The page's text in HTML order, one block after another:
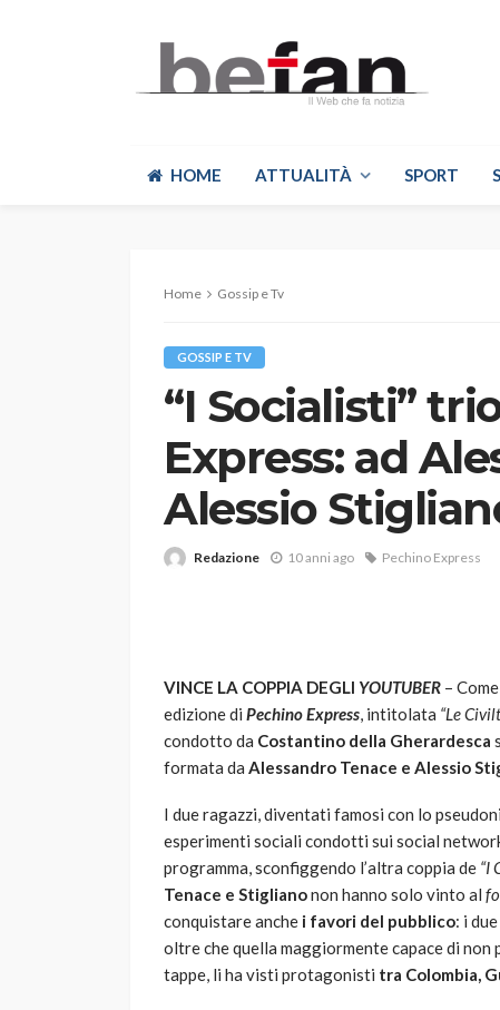
HOME ATTUALITÀ SPORT
Home Gossip e Tv
GOSSIP E TV
“I Socialisti”
Express: ad
Alessio
Redazione 10 anni ago Pechino Express
VINCE LA COPPIA DEGLI YOUTUBER –
edizione di Pechino Express, intitolata “Le
condotto da Costantino della Gherardesca
formata da Alessandro Tenace e Alessio
I due ragazzi, diventati famosi con lo
esperimenti sociali condotti sui social
programma, sconfiggendo l’altra coppia de “I
Tenace e Stiglianonon hanno solo vinto al
conquistare anche i favori del pubblico: i
oltre che quella maggiormente capace di
tappe, li ha visti protagonisti tra Colombia,
VARIE
Robot tagliaerba:
god 1 anno ago